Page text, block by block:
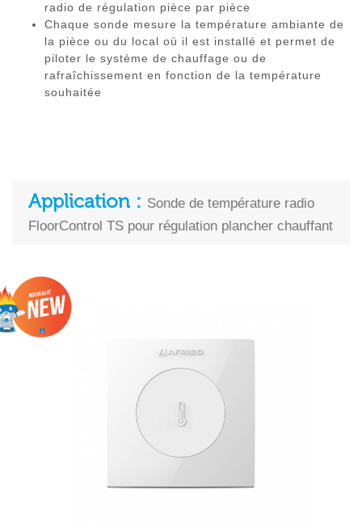
radio de régulation pièce par pièce
Chaque sonde mesure la température ambiante de
la pièce ou du local où il est installé et permet de
piloter le système de chauffage ou de
rafraîchissement en fonction de la température
souhaitée
Application : Sonde de température radio
FloorControl TS pour régulation plancher chauffant